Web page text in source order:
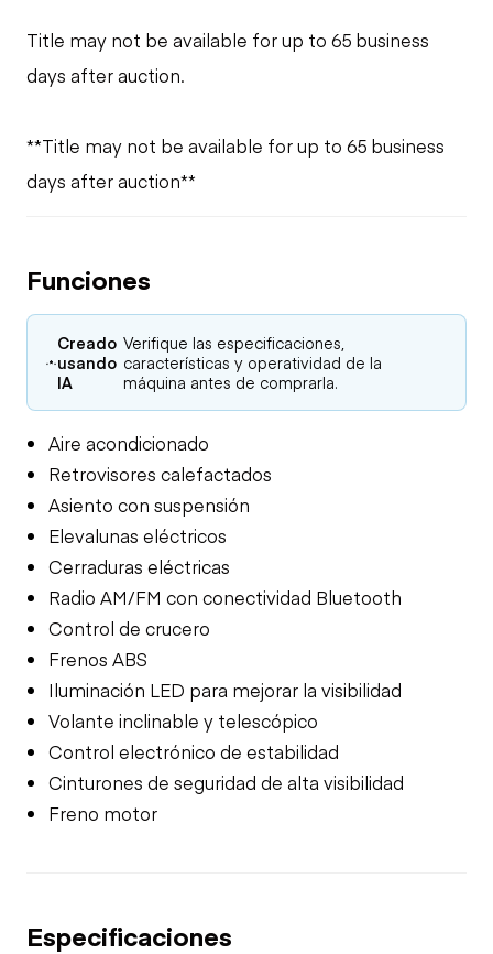
Title may not be available for up to 65 business
days after auction.
**Title may not be available for up to 65 business
days after auction**
Funciones
Creado
usando
IA
Verifique las especificaciones,
características y operatividad de la
máquina antes de comprarla.
Aire acondicionado
Retrovisores calefactados
Asiento con suspensión
Elevalunas eléctricos
Cerraduras eléctricas
Radio AM/FM con conectividad Bluetooth
Control de crucero
Frenos ABS
Iluminación LED para mejorar la visibilidad
Volante inclinable y telescópico
Control electrónico de estabilidad
Cinturones de seguridad de alta visibilidad
Freno motor
Especificaciones